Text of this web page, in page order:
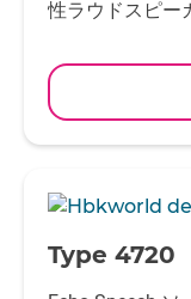
性ラウドスピー
-
Type 4720